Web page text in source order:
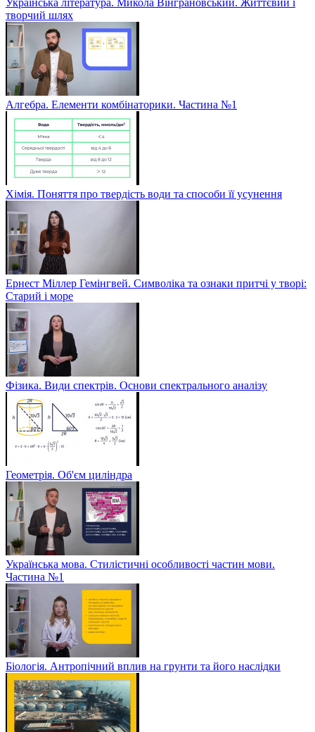
творчий шлях
Алгебра. Елементи комбінаторики. Частина №1
Хімія. Поняття про твердість води та способи її усунення
Ернест Міллер Гемінгвей. Символіка та ознаки притчі у творі:
Старий і море
Фізика. Види спектрів. Основи спектрального аналізу
Геометрія. Об'єм циліндра
Українська мова. Стилістичні особливості частин мови.
Частина №1
Біологія. Антропічний вплив на грунти та його наслідки